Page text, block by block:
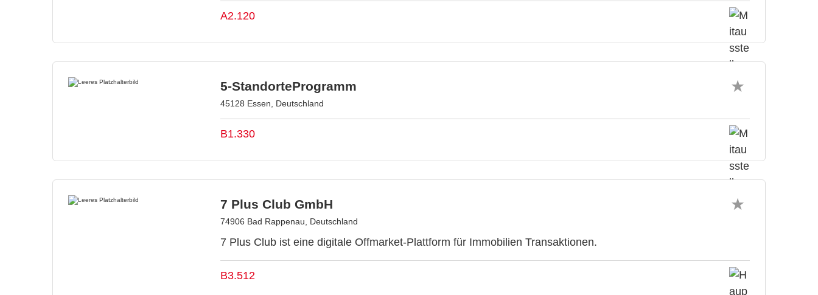
A2.120
5-StandorteProgramm
45128 Essen, Deutschland
B1.330
7 Plus Club GmbH
74906 Bad Rappenau, Deutschland
7 Plus Club ist eine digitale Offmarket-Plattform für Immobilien Transaktionen.
B3.512